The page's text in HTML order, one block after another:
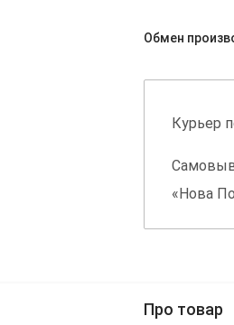
Обмен
Курьер
«Нова
Про товар